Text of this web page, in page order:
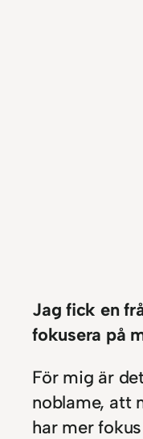
Jag fick en
fokusera på
För mig är
noblame, att
har mer